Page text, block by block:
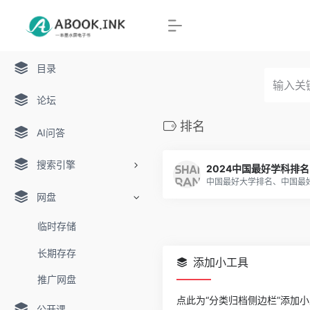
目录
论坛
AI问答
搜索引擎
网盘
临时存储
长期存存
推广网盘
排名
2024中国最好学科排名
添加小工具
点此为“分类归档侧边栏”添加